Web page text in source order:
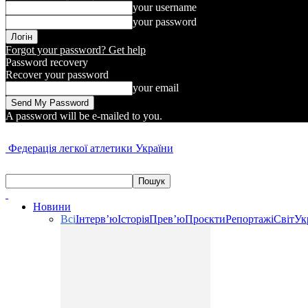
your username
your password
Forgot your password? Get help
Password recovery
Recover your password
your email
A password will be e-mailed to you.
Федерація легкої атлетики України
Новини
ВсіІнтерв’юІсторіяПрев’юПроєктиРепортажіСвіт